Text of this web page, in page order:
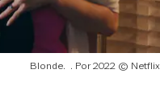
Blonde. 2022 © Netflix